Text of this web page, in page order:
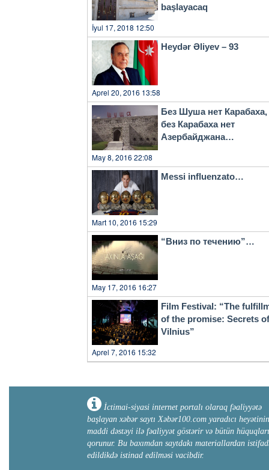
başlayacaq
İyul 17, 2018 12:50
Heydər Əliyev – 93
Aprel 20, 2016 13:58
Без Шуша нет Карабаха,
без Карабаха нет
Азербайджана…
May 8, 2016 22:08
Messi influenzato…
Mart 10, 2016 15:29
“Вниз по течению”…
May 17, 2016 16:27
Film Festival: “The
of the promise: Secrets of
Vilnius”
Aprel 7, 2016 15:32
İctimai-siyasi internet portalı olaraq fəaliyyətə
başlayan xəbər saytı Xəbər100.com yaradıcı heyətinin
maddi dəstəyi ilə fəaliyyət göstərir və bütün hüquqları
qorunur. Bu baxımdan saytdakı materiallardan
edildikdə istinad edilməsi vacibdir.